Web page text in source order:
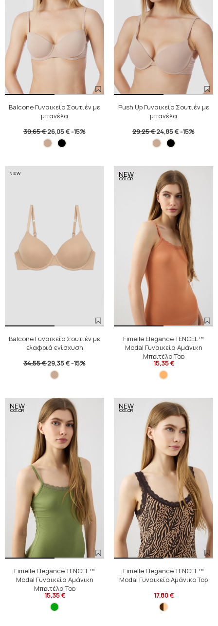
Balcone Γυναικείο Σουτιέν με
μπανέλα
30,65 €26,05 €-15%
Push Up Γυναικείο Σουτιέν με
μπανέλα
29,25 €24,85 €-15%
NEW
Balcone Γυναικείο Σουτιέν με
ελαφριά ενίσχυση
34,55 €29,35 €-15%
NEW
COLOR
Fimelle Elegance TENCEL™
Modal Γυναικεία Αμάνικη
Μπριτέλα Top
15,35 €
NEW
COLOR
Fimelle Elegance TENCEL™
Modal Γυναικεία Αμάνικη
Μπριτέλα Top
15,35 €
NEW
COLOR
Fimelle Elegance TENCEL™
Modal Γυναικείο Αμάνικο Top
17,80 €